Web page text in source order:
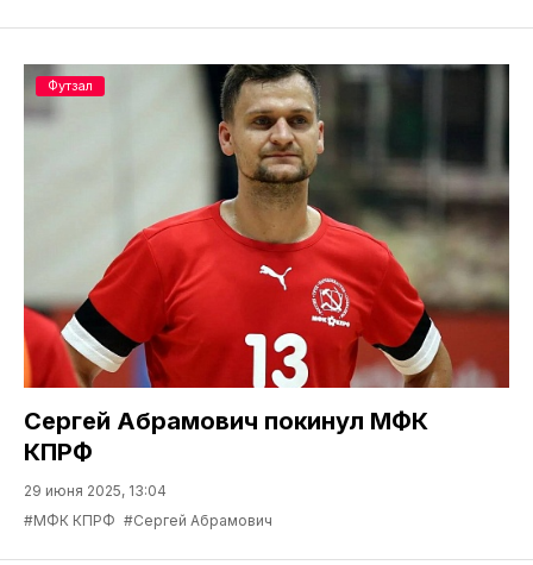
Сергей Абрамович покинул МФК
КПРФ
29 июня 2025, 13:04
#МФК КПРФ #Сергей Абрамович
Футзал